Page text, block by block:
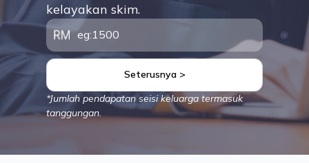
kelayakan skim.
Seterusnya >
*Jumlah pendapatan seisi keluarga termasuk
tanggungan.